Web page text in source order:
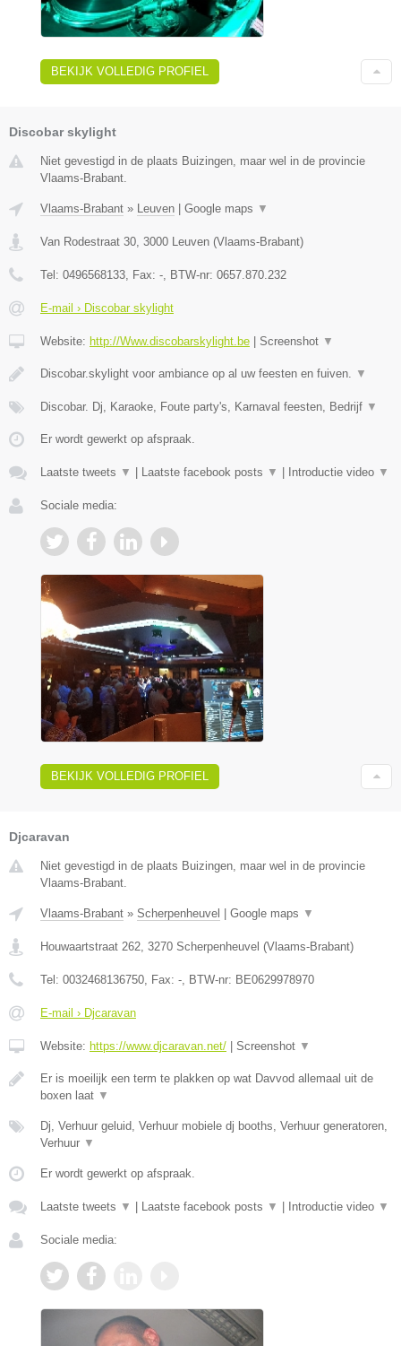
BEKIJK VOLLEDIG PROFIEL
Discobar skylight
Niet gevestigd in de plaats Buizingen, maar wel in de provincie
Vlaams-Brabant.
Vlaams-Brabant » Leuven Google maps ▼
Van Rodestraat 30, 3000 Leuven (Vlaams-Brabant)
Tel: 0496568133, Fax: -, BTW-nr: 0657.870.232
E-mail › Discobar skylight
Website: http://Www.discobarskylight.be Screenshot ▼
Discobar.skylight voor ambiance op al uw feesten en fuiven. ▼
Discobar. Dj, Karaoke, Foute party's, Karnaval feesten, Bedrijf ▼
Er wordt gewerkt op afspraak.
Laatste tweets ▼ Laatste facebook posts ▼ Introductie video ▼
Sociale media:
BEKIJK VOLLEDIG PROFIEL
Djcaravan
Niet gevestigd in de plaats Buizingen, maar wel in de provincie
Vlaams-Brabant.
Vlaams-Brabant » Scherpenheuvel | Google maps ▼
Houwaartstraat 262 3270 Scherpenheuvel (Vlaams-Brabant)
Tel: 0032468136750 , Fax: - , BTW-nr: BE0629978970
E-mail › Djcaravan
Website: https://www.djcaravan.net/ | Screenshot ▼
Er is moeilijk een term te plakken op wat Davvod allemaal uit de
boxen laat ▼
Dj, Verhuur geluid, Verhuur mobiele dj booths, Verhuur generatoren,
Verhuur ▼
Er wordt gewerkt op afspraak.
Laatste tweets ▼ | Laatste facebook posts ▼ | Introductie video ▼
Sociale media: